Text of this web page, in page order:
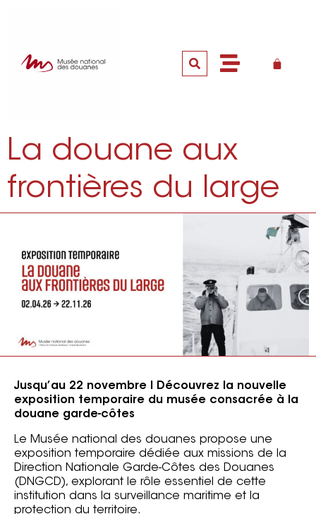
La douane aux
frontières du large
Jusqu’au 22 novembre
I Découvrez la nouvelle
exposition temporaire du musée consacrée à la
douane garde-côtes
Le Musée national des douanes propose une
exposition temporaire dédiée aux missions de la
Direction Nationale Garde-Côtes des Douanes
(DNGCD), explorant le rôle essentiel de cette
institution dans la surveillance maritime et la
protection du territoire.